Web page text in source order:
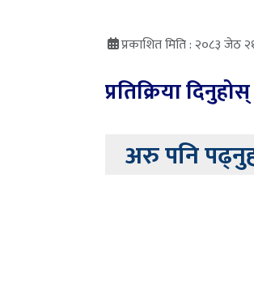
प्रकाशित मिति : २०८३ जेठ
प्रतिक्रिया दिनुहोस्
अरु पनि